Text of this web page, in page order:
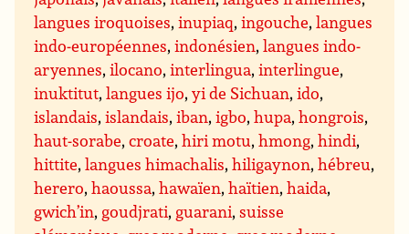
langues iroquoises,inupiaq,ingouche,langues
indo-européennes,indonésien,langues indo-
aryennes,ilocano,interlingua,interlingue,
inuktitut,langues ijo,yi de Sichuan,ido,
islandais,islandais,iban,igbo,hupa,hongrois,
haut-sorabe,croate,hiri motu,hmong,hindi,
hittite,langues himachalis,hiligaynon,hébreu,
herero,haoussa,hawaïen,haïtien,haida,
gwich’in, goudjrati, guarani,suisse